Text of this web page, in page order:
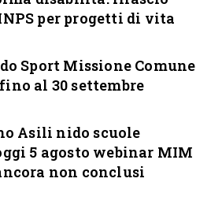
per progetti di vita
Sport Missione Comune
al 30 settembre
Asili nido scuole
5 agosto webinar MIM
non conclusi